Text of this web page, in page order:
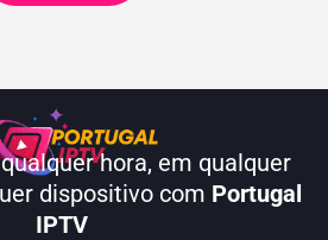
hora, em qualquer
dispositivo com Portugal
IPTV